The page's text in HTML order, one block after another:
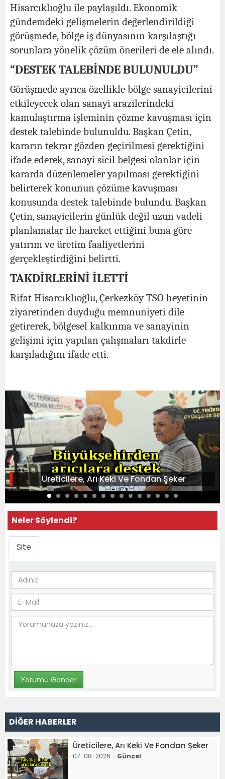
Hisarcıklıoğlu ile paylaşıldı. Ekonomik
gündemdeki gelişmelerin değerlendirildiği
görüşmede, bölge iş dünyasının karşılaştığı
sorunlara yönelik çözüm önerileri de ele alındı.
“DESTEK TALEBİNDE BULUNULDU”
Görüşmede ayrıca özellikle bölge sanayicilerini
etkileyecek olan sanayi arazilerindeki
kamulaştırma işleminin çözme kavuşması için
destek talebinde bulunuldu. Başkan Çetin,
kararın tekrar gözden geçirilmesi gerektiğini
ifade ederek, sanayi sicil belgesi olanlar için
kararda düzenlemeler yapılması gerektiğini
belirterek konunun çözüme kavuşması
konusunda destek talebinde bulundu. Başkan
Çetin, sanayicilerin günlük değil uzun vadeli
planlamalar ile hareket ettiğini buna göre
yatırım ve üretim faaliyetlerini
gerçekleştirdiğini belirtti.
TAKDİRLERİNİ İLETTİ
Rifat Hisarcıklıoğlu, Çerkezköy TSO heyetinin
ziyaretinden duyduğu memnuniyeti dile
getirerek, bölgesel kalkınma ve sanayinin
gelişimi için yapılan çalışmaları takdirle
karşıladığını ifade etti.
Üreticilere, Arı Keki Ve Fondan Şeker
Neler Söylendi?
Site
DİĞER HABERLER
Üreticilere, Arı Keki Ve Fondan Şeker
07-08-2026 - Güncel